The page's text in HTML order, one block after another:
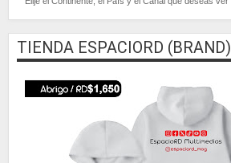
TIENDA ESPACIORD (BRAND)